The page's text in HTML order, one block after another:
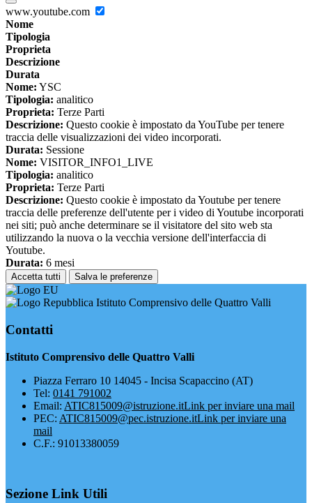
www.youtube.com
Nome
Tipologia
Proprieta
Descrizione
Durata
Nome: YSC
Tipologia: analitico
Proprieta: Terze Parti
Descrizione: Questo cookie è impostato da YouTube per tenere
traccia delle visualizzazioni dei video incorporati.
Durata: Sessione
Nome: VISITOR_INFO1_LIVE
Tipologia: analitico
Proprieta: Terze Parti
Descrizione: Questo cookie è impostato da Youtube per tenere
traccia delle preferenze dell'utente per i video di Youtube incorporati
nei siti; può anche determinare se il visitatore del sito web sta
utilizzando la nuova o la vecchia versione dell'interfaccia di
Youtube.
Durata: 6 mesi
Accetta tutti Salva le preferenze
Istituto Comprensivo delle Quattro Valli
Contatti
Istituto Comprensivo delle Quattro Valli
Piazza Ferraro 10 14045 - Incisa Scapaccino (AT)
Tel: 0141 791002
Email: ATIC815009@istruzione.itLink per inviare una mail
PEC: ATIC815009@pec.istruzione.itLink per inviare una
mail
C.F.: 91013380059
Sezione Link Utili